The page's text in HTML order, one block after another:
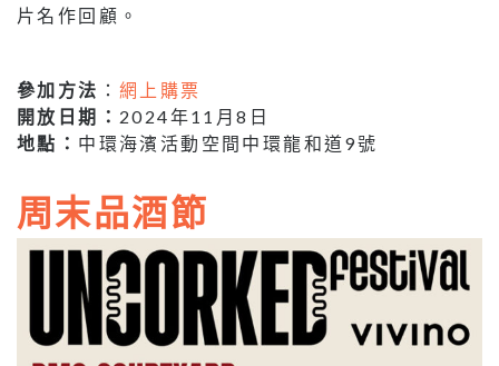
片名作回顧。
參加方法 ：網上購票
開放日期： 2024年11月8日
地點： 中環海濱活動空間中環龍和道9號
周末品酒節